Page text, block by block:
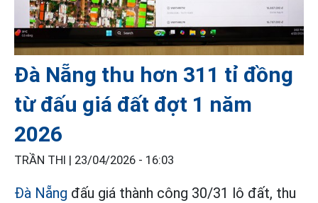
Đà Nẵng thu hơn 311 tỉ đồng
từ đấu giá đất đợt 1 năm
2026
TRẦN THI | 23/04/2026 - 16:03
Đà Nẵng đấu giá thành công 30/31 lô đất, thu